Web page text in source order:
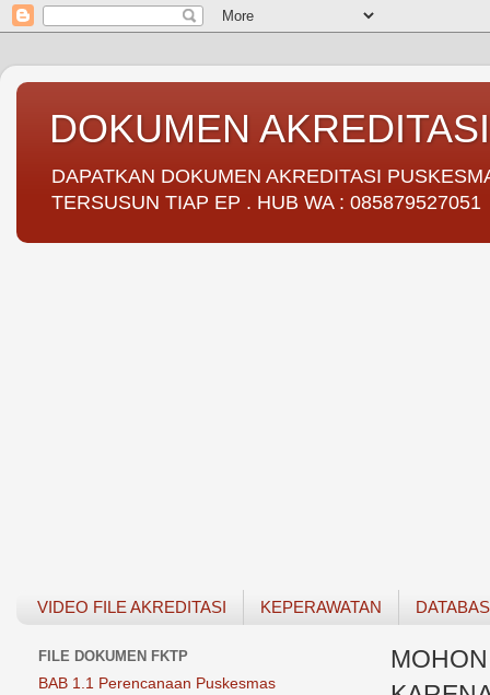
DOKUMEN
DAPATKAN DOKUMEN AKREDITASI
TERSUSUN TIAP EP . HUB WA : 085879527051
VIDEO FILE AKREDITASI KEPERAWATAN
FILE DOKUMEN FKTP
BAB 1.1 Perencanaan Puskesmas